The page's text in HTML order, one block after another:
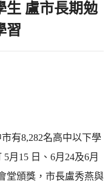
生 盧市長期勉
習
有8,282名高中以下學
月15 日、6月24及6月
堂頒獎，市長盧秀燕與